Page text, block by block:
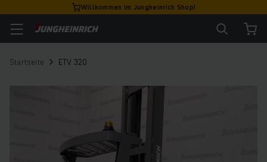
Willkommen im Jungheinrich Shop!
Startseite ETV 320